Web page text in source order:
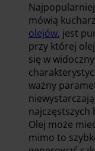
mówią
olejów, jest
przy której
się w
ważny
najczęstszych
Olej może
mimo to